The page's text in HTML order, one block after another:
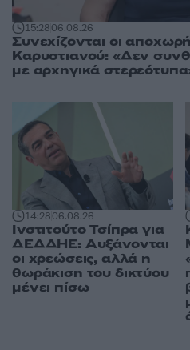
15:2806.08.26
Συνεχίζονται οι
Καρυστιανού: «Δεν
με αρχηγικά
14:2806.08.26
Ινστιτούτο Τσίπρα για
ΔΕΔΔΗΕ: Αυξάνονται
οι χρεώσεις, αλλά η
θωράκιση του δικτύου
μένει πίσω